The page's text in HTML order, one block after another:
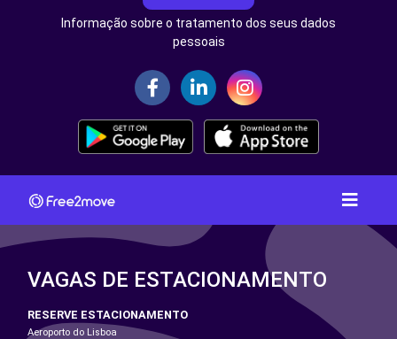
Informação sobre o tratamento dos seus dados
pessoais
VAGAS DE ESTACIONAMENTO
RESERVE ESTACIONAMENTO
Aeroporto do Lisboa